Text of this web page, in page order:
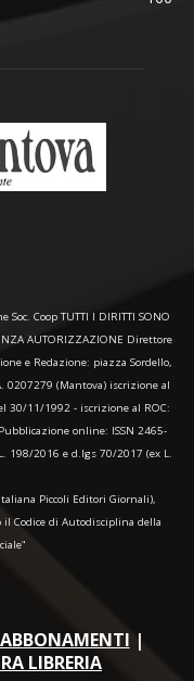
Coop TUTTI I DIRITTI SONO
AUTORIZZAZIONE Direttore
e Redazione: piazza Sordello,
0207279 (Mantova) iscrizione al
30/11/1992 - iscrizione al ROC:
online: ISSN 2465-
198/2016 e d.lgs 70/2017 (ex L.
Piccoli Editori Giornali),
il Codice di Autodisciplina della
ABBONAMENTI |
LIBRERIA